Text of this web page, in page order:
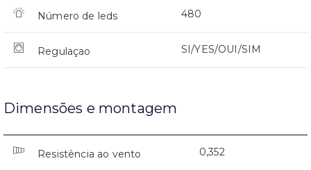
Número de leds 480
Regulaçao SI/YES/OUI/SIM
Dimensões e montagem
Resistência ao vento 0,352